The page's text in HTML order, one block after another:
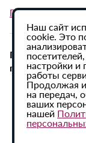
Политика в
При
гиперссылка на
Наш сайт
cookie. Это
настройки и
работы
Продолжая
на передач,
ваших
нашей